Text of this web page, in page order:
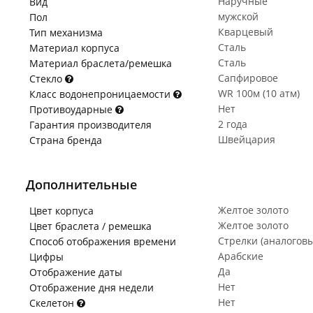
Пол
мужской
Тип механизма
Кварцевый
Материал корпуса
Сталь
Материал браслета/ремешка
Сталь
Стекло
Сапфировое
Класс водонепроницаемости
WR 100м (10 атм)
Противоударные
Нет
Гарантия производителя
2 года
Страна бренда
Швейцария
Дополнительные
Цвет корпуса
Желтое золото
Цвет браслета / ремешка
Желтое золото
Способ отображения времени
Стрелки
Цифры
Арабские
Отображение даты
Да
Отображение дня недели
Нет
Скелетон
Нет